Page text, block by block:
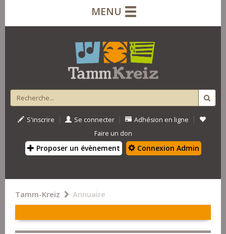
MENU
S'inscrire | Se connecter | Adhésion en ligne |
Faire un don
Proposer un évènement Connexion Admin
Tamm-Kreiz Annuaire